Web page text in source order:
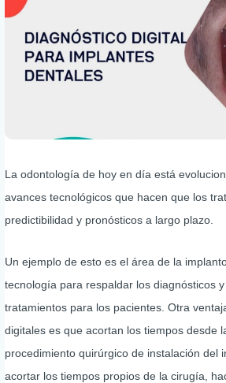
La odontología de hoy en día está
avances tecnológicos que hacen que los
predictibilidad y pronósticos a largo plazo.
Un ejemplo de esto es el área de la
tecnología para respaldar los diagnósticos
tratamientos para los pacientes. Otra
digitales es que acortan los tiempos desde
procedimiento quirúrgico de instalación del
acortar los tiempos propios de la cirugía,